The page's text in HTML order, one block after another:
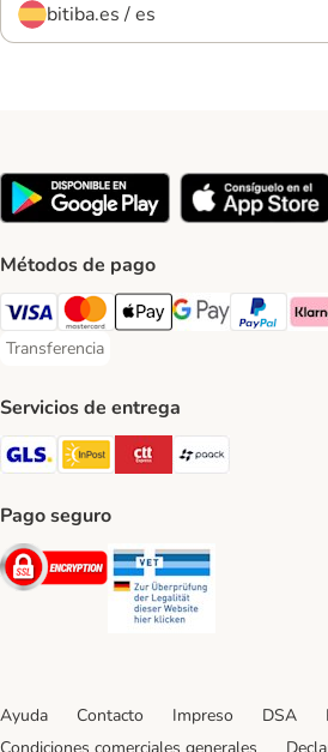
bitiba.es / es
Métodos de pago
Visa Payment Method
Mastercard Payment Method
Apple Pay Payment Method
Google Pay Payment
PayPal
Transferencia
Transferencia Payment Method
Servicios de entrega
GLS Shipping Method
InPost Shipping Method
CTTExpress
paack
Pago seguro
Security
Ayuda Contacto Impreso DSA